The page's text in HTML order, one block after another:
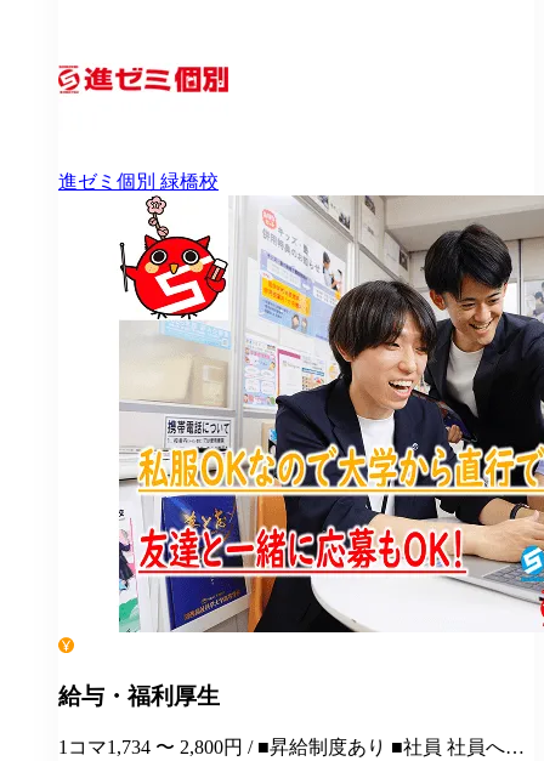
進ゼミ個別 緑橋校
給与・福利厚生
1コマ1,734 〜 2,800円 / ■昇給制度あり ■社員 社員への